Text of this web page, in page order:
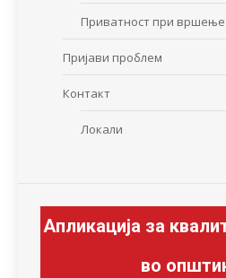
Приватност при
Пријави проблем
Контакт
Локали
Апликација за
во